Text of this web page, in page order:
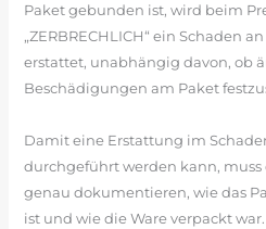
Paket gebunden ist, wird beim
„ZERBRECHLICH“ ein Schaden
erstattet, unabhängig davon, ob
Beschädigungen am Paket
Damit eine Erstattung im
durchgeführt werden kann,
genau dokumentieren, wie das
ist und wie die Ware verpackt war.